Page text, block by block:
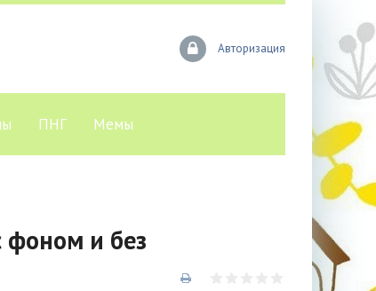
Авторизация
ПНГ Мемы
фоном и без